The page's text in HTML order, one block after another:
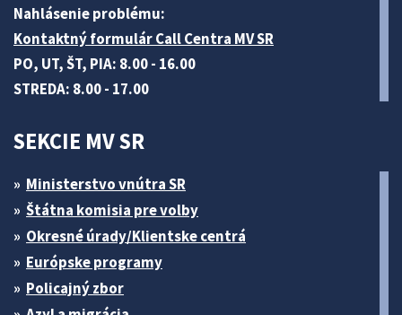
Nahlásenie problému:
Kontaktný formulár Call Centra MV SR
PO, UT, ŠT, PIA: 8.00 - 16.00
STREDA: 8.00 - 17.00
SEKCIE MV SR
Ministerstvo vnútra SR
Štátna komisia pre volby
Okresné úrady/Klientske centrá
Európske programy
Policajný zbor